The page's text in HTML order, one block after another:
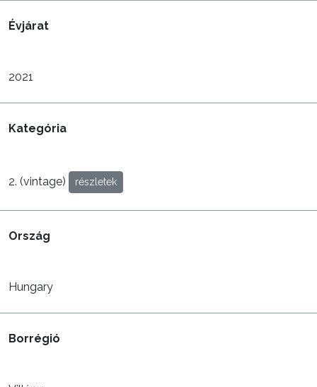
Évjárat
2021
Kategória
2. (vintage) részletek
Ország
Hungary
Borrégió